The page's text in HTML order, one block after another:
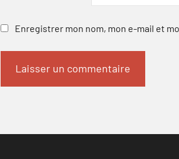
Enregistrer mon nom, mon e-mail et